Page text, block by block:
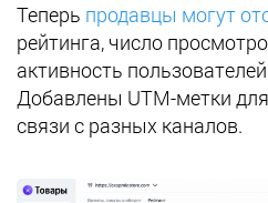
Теперь продавцы могут
рейтинга, число
активность
Добавлены UTM-метки
связи с разных каналов.